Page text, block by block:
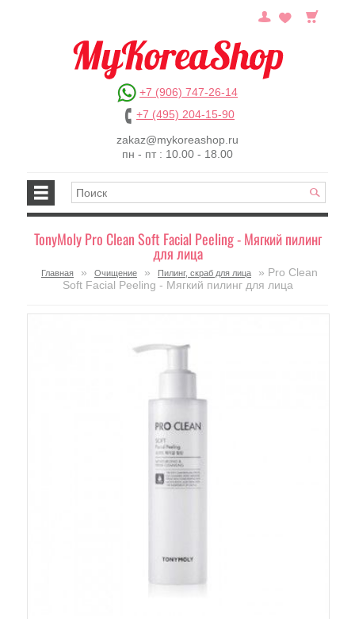
+7 (906) 747-26-14
+7 (495) 204-15-90
zakaz@mykoreashop.ru
пн - пт : 10.00 - 18.00
TonyMoly Pro Clean Soft Facial Peeling - Мягкий пилинг
для лица
Главная » Очищение » Пилинг, скраб для лица
» Pro Clean
Soft Facial Peeling - Мягкий пилинг для лица